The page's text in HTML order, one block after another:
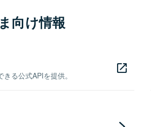
向け情報
る公式APIを提供。